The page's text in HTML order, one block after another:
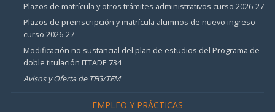
Plazos de matrícula y otros trámites administrativos curso 2026-27
Plazos de preinscripción y matrícula alumnos de nuevo ingreso
curso 2026-27
Modificación no sustancial del plan de estudios del Programa de
doble titulación ITTADE 734
Avisos y Oferta de TFG/TFM
EMPLEO Y PRÁCTICAS